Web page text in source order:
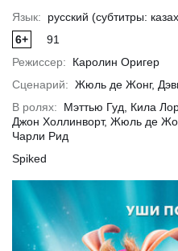
Язык:
русский (субтитры:
6+
91
Режиссер:
Каролин Оригер
Сценарий: Жюль де Жонг,
В ролях:
Мэттью Гуд, Кила
Джон Холлинворт, Жюль де
Чарли Рид
Spiked